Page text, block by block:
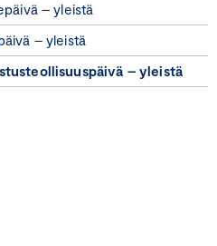
– yleistä
– yleistä
– yleistä